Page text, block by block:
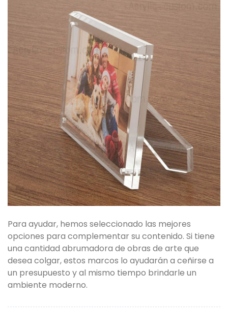
Para ayudar, hemos seleccionado las mejores
opciones para complementar su contenido. Si tiene
una cantidad abrumadora de obras de arte que
desea colgar, estos marcos lo ayudarán a ceñirse a
un presupuesto y al mismo tiempo brindarle un
ambiente moderno.